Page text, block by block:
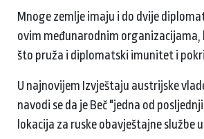
Mnoge zemlje imaju i do dvije
ovim međunarodnim organizacijama,
što pruža i diplomatski imunitet i
U najnovijem Izvještaju austrijske
navodi se da je Beč "jedna od
lokacija za ruske obavještajne službe